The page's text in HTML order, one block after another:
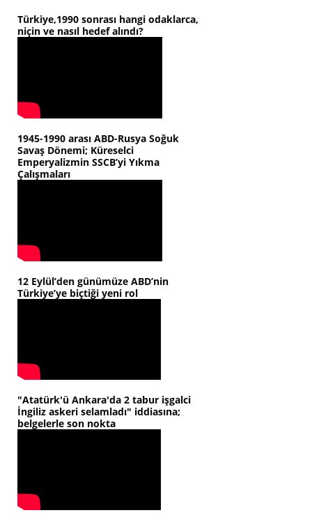
Türkiye,1990 sonrası hangi odaklarca,
niçin ve nasıl hedef alındı?
1945-1990 arası ABD-Rusya Soğuk
Savaş Dönemi; Küreselci
Emperyalizmin SSCB’yi Yıkma
Çalışmaları
12 Eylül’den günümüze ABD’nin
Türkiye’ye biçtiği yeni rol
"Atatürk'ü Ankara'da 2 tabur işgalci
İngiliz askeri selamladı" iddiasına;
belgelerle son nokta